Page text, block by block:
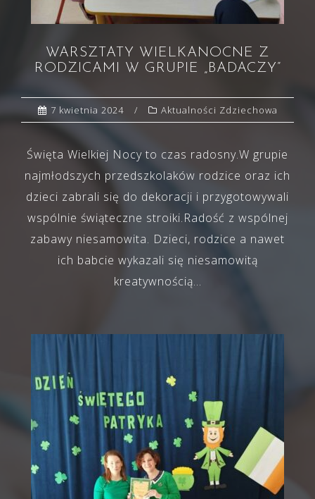
WARSZTATY WIELKANOCNE Z
RODZICAMI W GRUPIE „BADACZY”
7 kwietnia 2024 Aktualności Zdziechowa
Święta Wielkiej Nocy to czas radosny.W grupie
najmłodszych przedszkolaków rodzice oraz ich
dzieci zabrali się do dekoracji i przygotowywali
wspólnie świąteczne stroiki.Radość z wspólnej
zabawy niesamowita. Dzieci, rodzice a nawet
ich babcie wykazali się niesamowitą
kreatywnością…